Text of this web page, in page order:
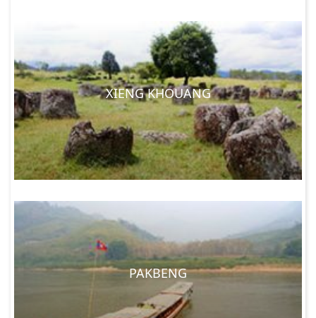
XIENG KHOUANG
PAKBENG